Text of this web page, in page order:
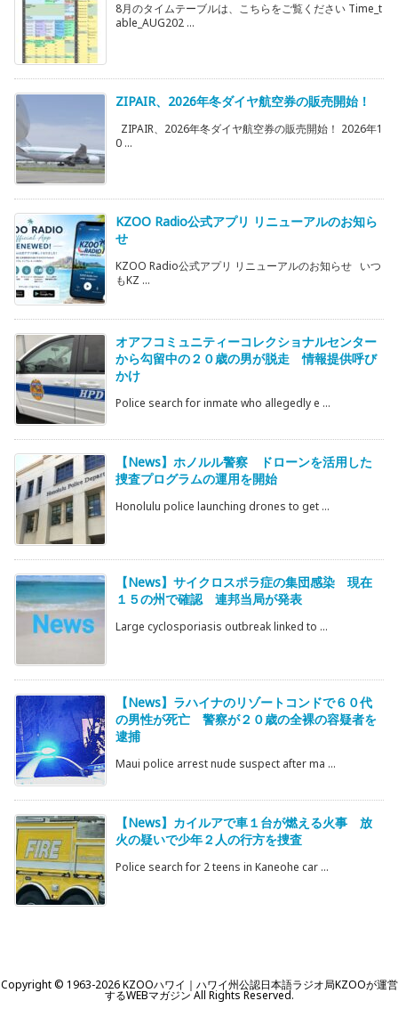
8月のタイムテーブルは、こちらをご覧ください Time_t
able_AUG202 ...
ZIPAIR、2026年冬ダイヤ航空券の販売開始！
ZIPAIR、2026年冬ダイヤ航空券の販売開始！ 2026年1
0 ...
KZOO Radio公式アプリ リニューアルのお知ら
せ
KZOO Radio公式アプリ リニューアルのお知らせ いつ
もKZ ...
オアフコミュニティーコレクショナルセンター
から勾留中の２０歳の男が脱走 情報提供呼び
かけ
Police search for inmate who allegedly e ...
【News】ホノルル警察 ドローンを活用した
捜査プログラムの運用を開始
Honolulu police launching drones to get ...
【News】サイクロスポラ症の集団感染 現在
１５の州で確認 連邦当局が発表
Large cyclosporiasis outbreak linked to ...
【News】ラハイナのリゾートコンドで６０代
の男性が死亡 警察が２０歳の全裸の容疑者を
逮捕
Maui police arrest nude suspect after ma ...
【News】カイルアで車１台が燃える火事 放
火の疑いで少年２人の行方を捜査
Police search for 2 teens in Kaneohe car ...
Copyright © 1963-2026KZOOハワイ｜ハワイ州公認日本語ラジオ局KZOOが運営
するWEBマガジンAll Rights Reserved.